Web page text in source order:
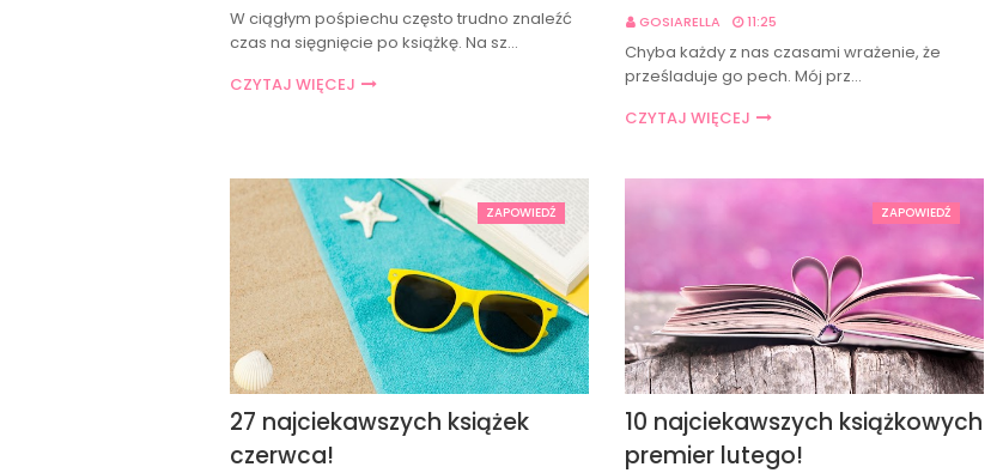
W ciągłym pośpiechu często trudno znaleźć
czas na sięgnięcie po książkę. Na sz…
CZYTAJ WIĘCEJ
GOSIARELLA 11:25
Chyba każdy z nas czasami wrażenie, że
prześladuje go pech. Mój prz…
CZYTAJ WIĘCEJ
ZAPOWIEDŹ
27 najciekawszych książek
czerwca!
ZAPOWIEDŹ
10 najciekawszych książkowych
premier lutego!